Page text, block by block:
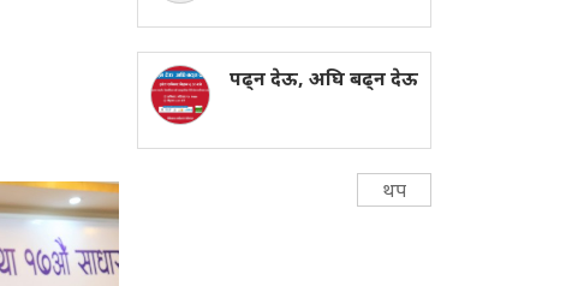
पढ्न देऊ, अघि बढ्न देऊ
थप